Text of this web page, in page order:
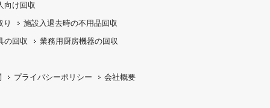
向け回収
り 施設入退去時の不用品回収
の回収 業務用厨房機器の回収
プライバシーポリシー
会社概要